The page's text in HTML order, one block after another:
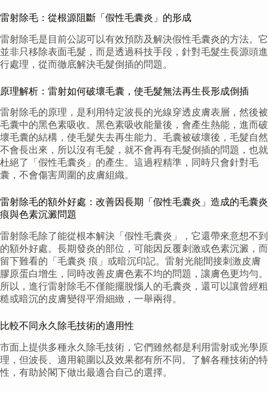
雷射除毛：從根源阻斷「假性毛囊炎」的形成
雷射除毛是目前公認可以有效預防及解決假性毛囊炎的方法。它
並非只移除表面毛髮，而是透過科技手段，針對毛髮生長源頭進
行處理，從而徹底解決毛髮倒插的問題。
原理解析：雷射如何破壞毛囊，使毛髮無法再生長形成倒插
雷射除毛的原理，是利用特定波長的光線穿透皮膚表層，然後被
毛囊中的黑色素吸收。黑色素吸收能量後，會產生熱能，進而破
壞毛囊的結構，使毛髮失去再生能力。毛囊被破壞後，毛髮自然
不會長出來，所以沒有毛髮，就不會再有毛髮倒插的問題，也就
杜絕了「假性毛囊炎」的產生。這過程精準，同時只會針對毛
囊，不會傷害周圍的皮膚組織。
雷射除毛的額外好處：改善因長期「假性毛囊炎」造成的毛囊炎
痕與色素沉澱問題
雷射除毛除了能從根本解決「假性毛囊炎」，它還帶來意想不到
的額外好處。長期發炎的部位，可能因反覆刺激或色素沉澱，而
留下難看的「毛囊炎 痕」或暗沉印記。雷射光能間接刺激皮膚
膠原蛋白增生，同時改善皮膚色素不均的問題，讓膚色更均勻。
所以，進行雷射除毛不僅能擺脫惱人的毛囊炎，還可以讓曾經粗
糙或暗沉的皮膚變得平滑細緻，一舉兩得。
比較不同永久除毛技術的適用性
市面上提供多種永久除毛技術，它們雖然都是利用雷射或光學原
理，但波長、適用範圍以及效果都有所不同。了解各種技術的特
性，有助於閣下做出最適合自己的選擇。